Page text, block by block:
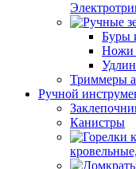
Буры
Ножи
Триммеры
Ручной
Канистры